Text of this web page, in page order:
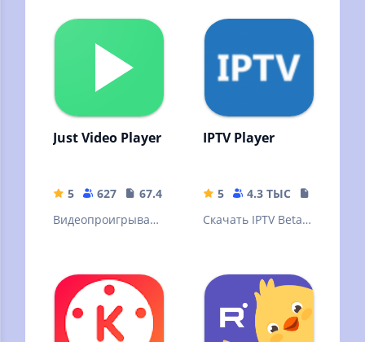
Just Video Player
5 627
67.43 MB
Видеопроигрывате
ExoPlayer.
IPTV Player
5 4.3 ТЫС
Скачать IPTV Beta
Последняя версия